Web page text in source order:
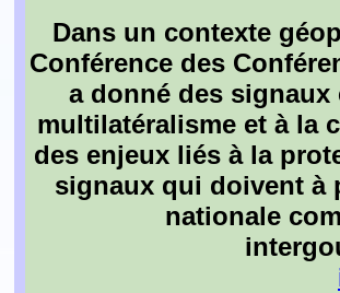
Dans un contexte
Conférence des
a donné des
multilatéralisme et à la
des enjeux liés à la
signaux qui doivent à
nationale